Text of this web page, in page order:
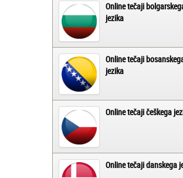
Online tečaji
jezika
Online tečaji
jezika
Online tečaji češkega
Online tečaji danskega